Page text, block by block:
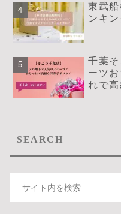
東武
ンキ
千葉
ーツ
れで
SEARCH